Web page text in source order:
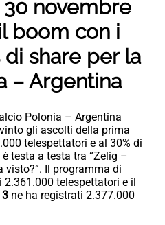
novembre
boom con i
di share per la
– Argentina
Polonia – Argentina
gli ascolti della prima
telespettatori e al 30% di
testa a testa tra “Zelig –
visto?”. Il programma di
telespettatori e il
3 ne ha registrati 2.377.000